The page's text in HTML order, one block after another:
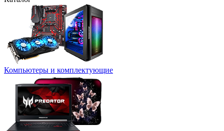
Компьютеры и комплектующие